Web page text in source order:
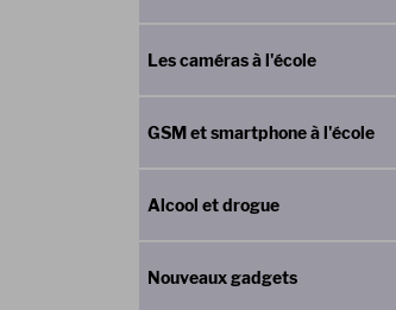
Les caméras à l'école
GSM et smartphone à l'école
Alcool et drogue
Nouveaux gadgets